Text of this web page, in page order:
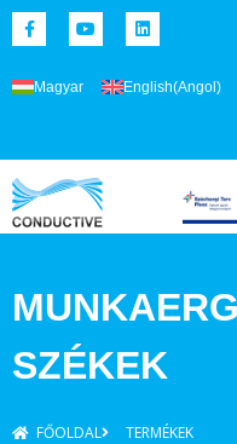
Magyar English(Angol )
SZÉKEK
FŐOLDAL
TERMÉKEK